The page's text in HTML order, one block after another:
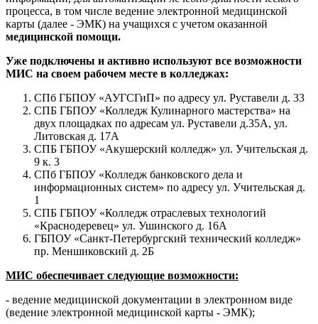
процесса, в том числе ведение электронной медицинской
карты (далее - ЭМК) на учащихся с учетом оказанной
медицинской помощи.
Уже подключены и активно используют все возможности
МИС на своем рабочем месте в колледжах:
СПб ГБПОУ «АУГСГиП» по адресу ул. Руставели д. 33
СПБ ГБПОУ «Колледж Кулинарного мастерства» на
двух площадках по адресам ул. Руставели д.35А, ул.
Литовская д. 17А
СПБ ГБПОУ «Акушерский колледж» ул. Учительская д.
9 к. 3
СПб ГБПОУ «Колледж банковского дела и
информационных систем» по адресу ул. Учительская д.
1
СПБ ГБПОУ «Колледж отраслевых технологий
«Краснодеревец» ул. Ушинского д. 16А
ГБПОУ «Санкт-Петербургский технический колледж»
пр. Меншиковский д. 2Б
МИС обеспечивает следующие возможности:
- ведение медицинской документации в электронном виде
(ведение электронной медицинской карты - ЭМК);